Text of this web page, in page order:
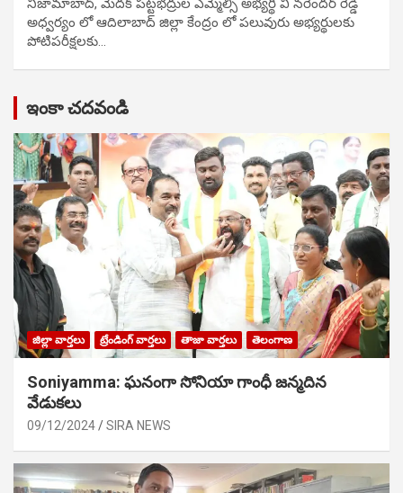
అధ్వర్యం లో ఆదిలాబాద్ జిల్లా కేంద్రం లో పలువురు అభ్యర్థులకు
పోటిప‌రీక్ష‌ల‌కు…
ఇంకా చదవండి
జిల్లా వార్తలు ట్రేండింగ్ వార్తలు తాజా వార్తలు తెలంగాణ
Soniyamma: ఘ‌నంగా సోనియా గాంధీ జ‌న్మ‌దిన
వేడుక‌లు
09/12/2024 SIRA NEWS